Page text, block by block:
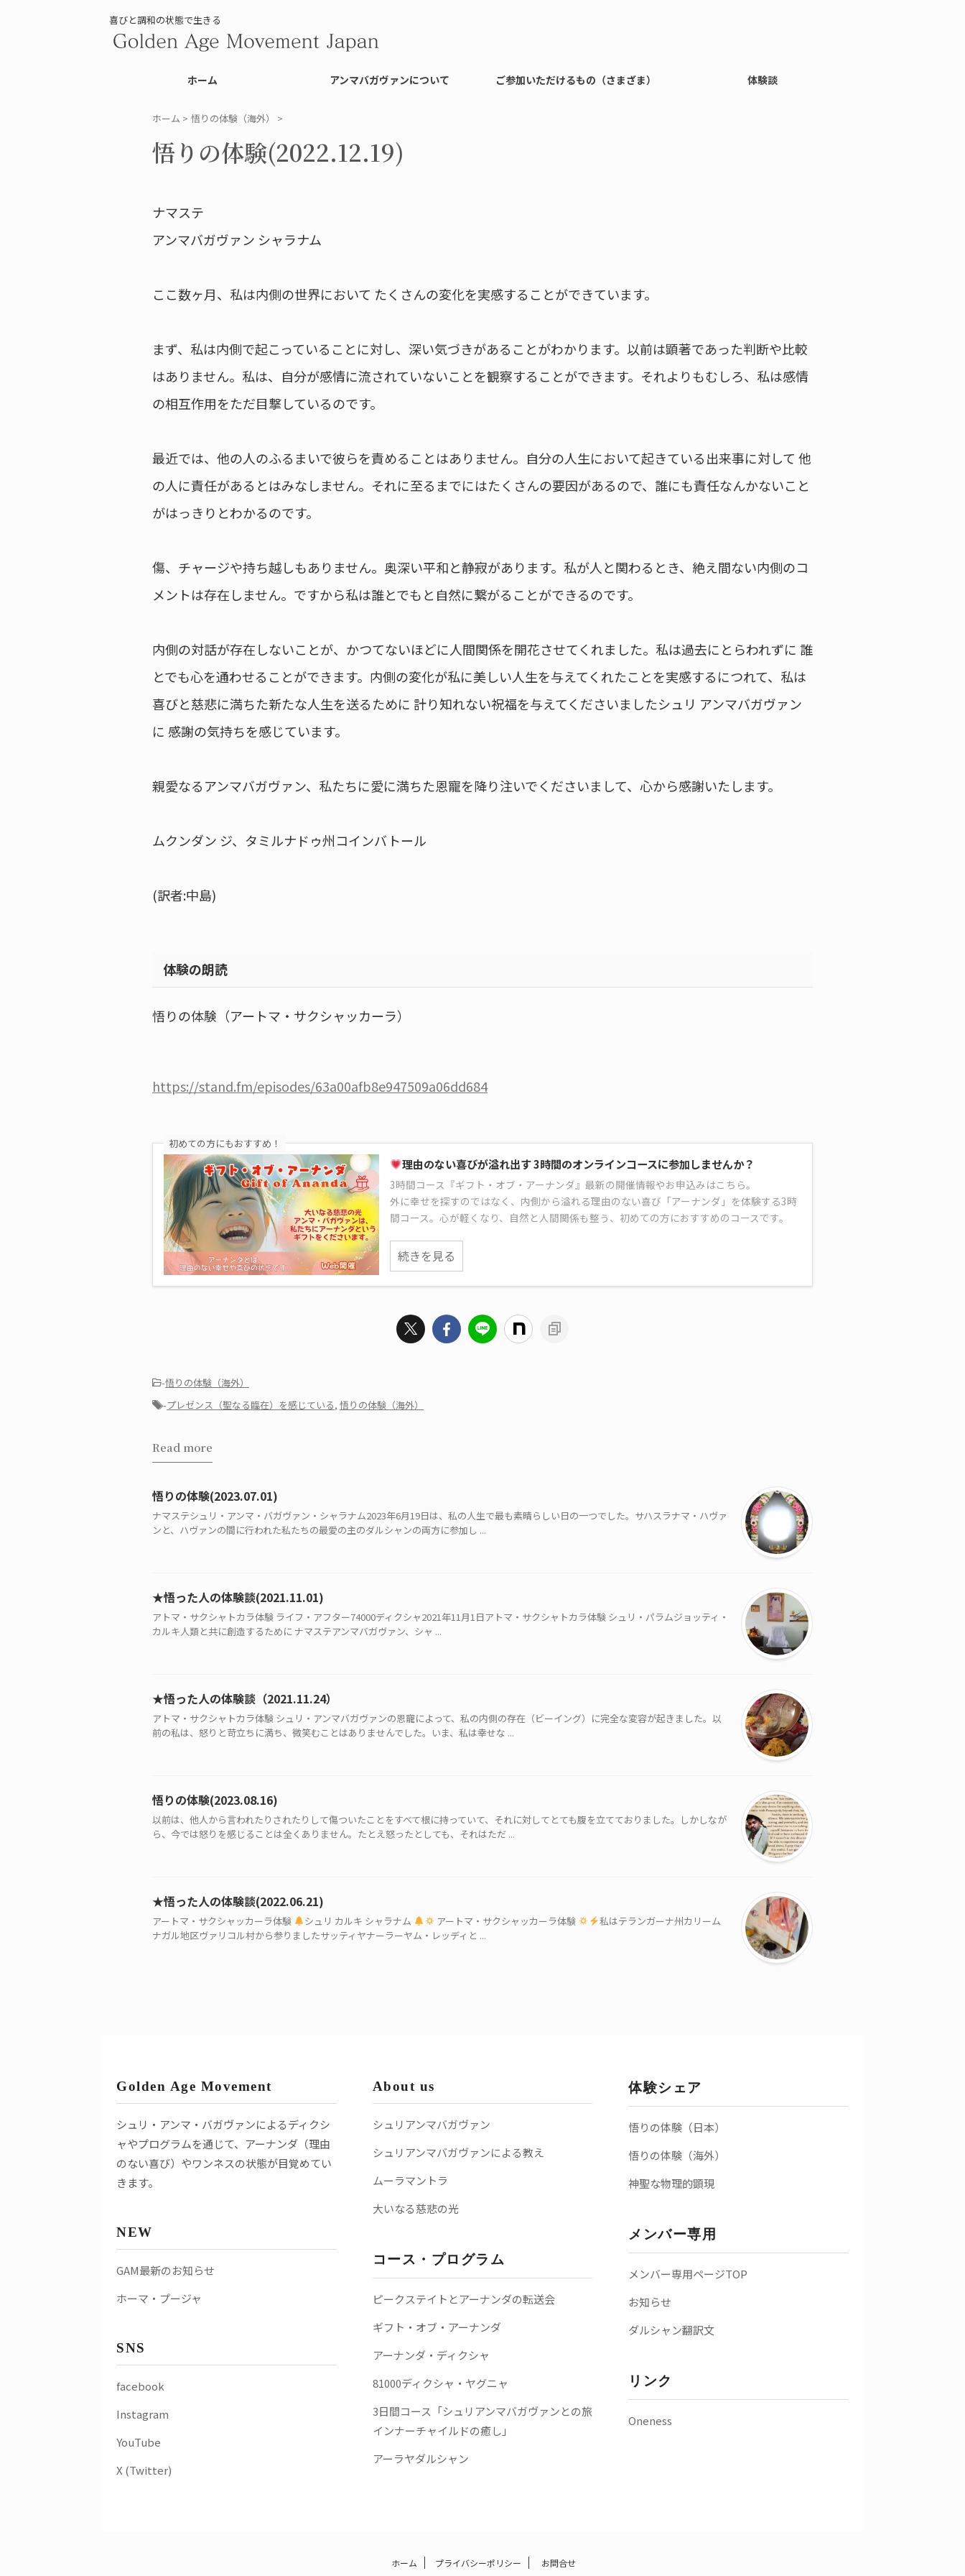
喜びと調和の状態で生きる
ホーム アンマバガヴァンについて ご参加いただけるもの（さまざま） 体験談
ホーム > 悟りの体験（海外） >
悟りの体験(2022.12.19)
ナマステ
アンマバガヴァン シャラナム
ここ数ヶ月、私は内側の世界において たくさんの変化を実感することができています。
まず、私は内側で起こっていることに対し、深い気づきがあることがわかります。以前は顕著であった判断や比較
はありません。私は、自分が感情に流されていないことを観察することができます。それよりもむしろ、私は感情
の相互作用をただ目撃しているのです。
最近では、他の人のふるまいで彼らを責めることはありません。自分の人生において起きている出来事に対して 他
の人に責任があるとはみなしません。それに至るまでにはたくさんの要因があるので、誰にも責任なんかないこと
がはっきりとわかるのです。
傷、チャージや持ち越しもありません。奥深い平和と静寂があります。私が人と関わるとき、絶え間ない内側のコ
メントは存在しません。ですから私は誰とでもと自然に繋がることができるのです。
内側の対話が存在しないことが、かつてないほどに人間関係を開花させてくれました。私は過去にとらわれずに 誰
とでも心を通わせることができます。内側の変化が私に美しい人生を与えてくれたことを実感するにつれて、私は
喜びと慈悲に満ちた新たな人生を送るために 計り知れない祝福を与えてくださいましたシュリ アンマバガヴァン
に 感謝の気持ちを感じています。
親愛なるアンマバガヴァン、私たちに愛に満ちた恩寵を降り注いでくださいまして、心から感謝いたします。
ムクンダン ジ、タミルナドゥ州コインバトール
(訳者:中島)
体験の朗読
悟りの体験（アートマ・サクシャッカーラ）
https://stand.fm/episodes/63a00afb8e947509a06dd684
初めての方にもおすすめ！
理由のない喜びが溢れ出す 3時間のオンラインコースに参加しませんか？
3時間コース『ギフト・オブ・アーナンダ』最新の開催情報やお申込みはこちら。
外に幸せを探すのではなく、内側から溢れる理由のない喜び「アーナンダ」を体験する3時
間コース。心が軽くなり、自然と人間関係も整う、初めての方におすすめのコースです。
続きを見る
-悟りの体験（海外）
-プレゼンス（聖なる臨在）を感じている, 悟りの体験（海外）
Read more
悟りの体験(2023.07.01)
ナマステシュリ・アンマ・バガヴァン・シャラナム2023年6月19日は、私の人生で最も素晴らしい日の一つでした。サハスラナマ・ハヴァ
ンと、ハヴァンの間に行われた私たちの最愛の主のダルシャンの両方に参加し ...
★悟った人の体験談(2021.11.01)
アトマ・サクシャトカラ体験 ライフ・アフター74000ディクシャ2021年11月1日アトマ・サクシャトカラ体験 シュリ・パラムジョッティ・
カルキ人類と共に創造するために ナマステアンマバガヴァン、シャ ...
★悟った人の体験談（2021.11.24）
アトマ・サクシャトカラ体験 シュリ・アンマバガヴァンの恩寵によって、私の内側の存在（ビーイング）に完全な変容が起きました。以
前の私は、怒りと苛立ちに満ち、微笑むことはありませんでした。いま、私は幸せな ...
悟りの体験(2023.08.16)
以前は、他人から言われたりされたりして傷ついたことをすべて根に持っていて、それに対してとても腹を立てておりました。しかしなが
ら、今では怒りを感じることは全くありません。たとえ怒ったとしても、それはただ ...
★悟った人の体験談(2022.06.21)
アートマ・サクシャッカーラ体験 シュリ カルキ シャラナム アートマ・サクシャッカーラ体験
私はテランガーナ州カリーム
ナガル地区ヴァリコル村から参りましたサッティヤナーラーヤム・レッディと ...
Golden Age Movement
シュリ・アンマ・バガヴァンによるディクシ
ャやプログラムを通じて、アーナンダ（理由
のない喜び）やワンネスの状態が目覚めてい
きます。
NEW
GAM最新のお知らせ
ホーマ・プージャ
SNS
facebook
Instagram
YouTube
X (Twitter)
About us
シュリアンマバガヴァン
シュリアンマバガヴァンによる教え
ムーラマントラ
大いなる慈悲の光
コース・プログラム
ピークステイトとアーナンダの転送会
ギフト・オブ・アーナンダ
アーナンダ・ディクシャ
81000ディクシャ・ヤグニャ
3日間コース「シュリアンマバガヴァンとの旅
インナーチャイルドの癒し」
アーラヤダルシャン
体験シェア
悟りの体験（日本）
悟りの体験（海外）
神聖な物理的顕現
メンバー専用
メンバー専用ページTOP
お知らせ
ダルシャン翻訳文
リンク
Oneness
ホーム プライバシーポリシー お問合せ